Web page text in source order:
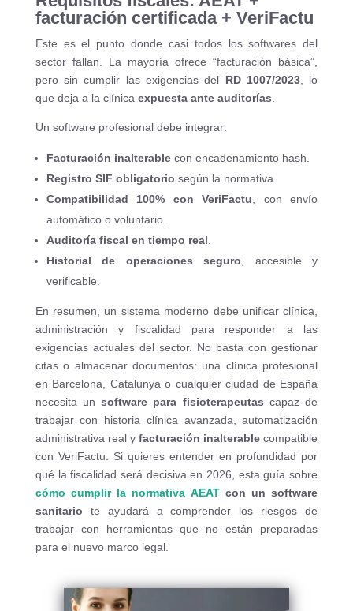
facturación certificada + VeriFactu
Este es el punto donde casi todos los softwares del
sector fallan. La mayoría ofrece “facturación básica”,
pero sin cumplir las exigencias del RD 1007/2023, lo
que deja a la clínica expuesta ante auditorías.
Un software profesional debe integrar:
Facturación inalterablecon encadenamiento hash.
Registro SIF obligatorio según la normativa.
Compatibilidad 100% con VeriFactu, con envío
automático o voluntario.
Auditoría fiscal en tiempo real.
Historial de operaciones seguro, accesible y
verificable.
En resumen, un sistema moderno debe unificar clínica,
administración y fiscalidad para responder a las
exigencias actuales del sector. No basta con gestionar
citas o almacenar documentos: una clínica profesional
en Barcelona, Catalunya o cualquier ciudad de España
necesita unsoftware para fisioterapeutas capaz de
trabajar con historia clínica avanzada, automatización
administrativa real yfacturación inalterable compatible
con VeriFactu. Si quieres entender en profundidad por
qué la fiscalidad será decisiva en 2026, esta guía sobre
cómo cumplir la normativa AEATcon un software
sanitario te ayudará a comprender los riesgos de
trabajar con herramientas que no están preparadas
para el nuevo marco legal.